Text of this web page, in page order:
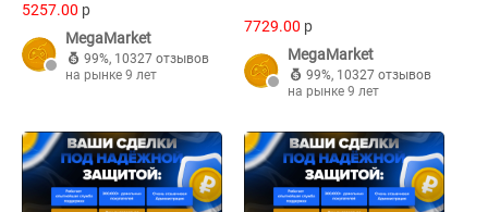
5257.00 p
MegaMarket
99%, 10327 отзывов
на рынке 9 лет
7729.00 p
MegaMarket
99%, 10327 отзывов
на рынке 9 лет